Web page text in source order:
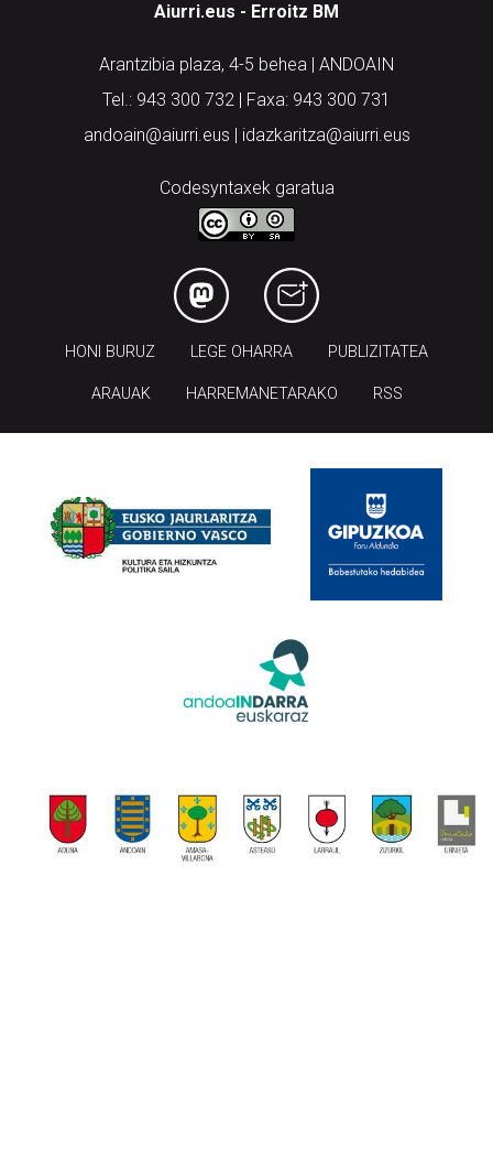
Aiurri.eus - Erroitz BM
Arantzibia plaza, 4-5 behea | ANDOAIN
Tel.: 943 300 732 | Faxa: 943 300 731
andoain@aiurri.eus | idazkaritza@aiurri.eus
Codesyntaxek garatua
HONI BURUZ LEGE OHARRA PUBLIZITATEA
ARAUAK HARREMANETARAKO RSS